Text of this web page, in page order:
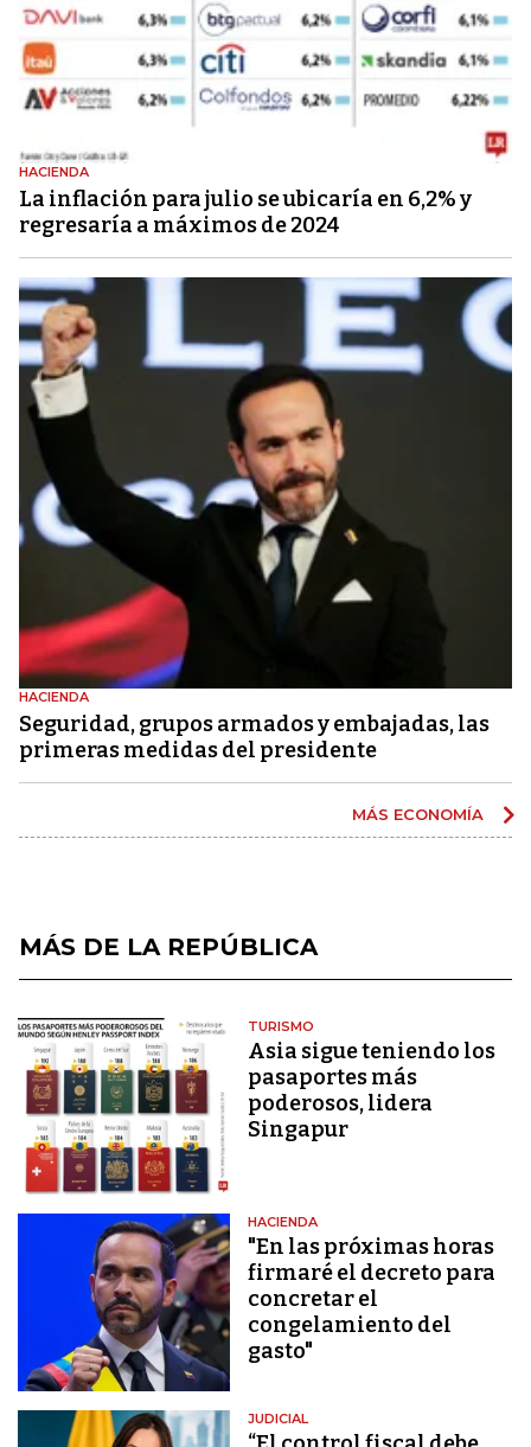
HACIENDA
La inflación para julio se ubicaría en 6,2% y
regresaría a máximos de 2024
HACIENDA
Seguridad, grupos armados y embajadas, las
primeras medidas del presidente
MÁS ECONOMÍA
MÁS DE LA REPÚBLICA
TURISMO
Asia sigue teniendo los
pasaportes más
poderosos, lidera
Singapur
HACIENDA
"En las próximas horas
firmaré el decreto para
concretar el
congelamiento del
gasto"
JUDICIAL